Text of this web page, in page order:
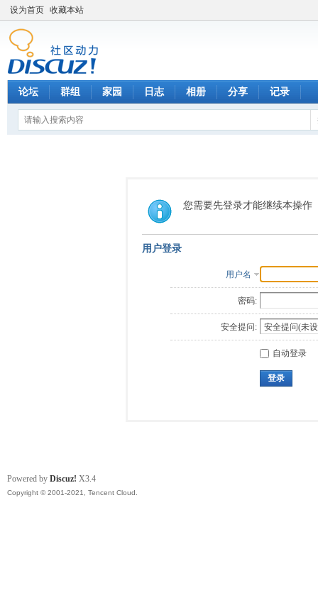
设为首页 收藏本站
论坛 群组 家园 日志 相册 分享 记录
您需要先登录才能继续本操作
用户登录
用户名
密码:
安全提问:
自动登录
登录
Powered by Discuz! X3.4
Copyright © 2001-2021, Tencent Cloud.